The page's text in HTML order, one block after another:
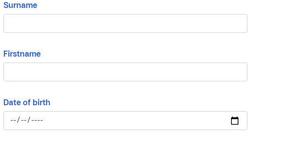
Surname
Firstname
Date of birth